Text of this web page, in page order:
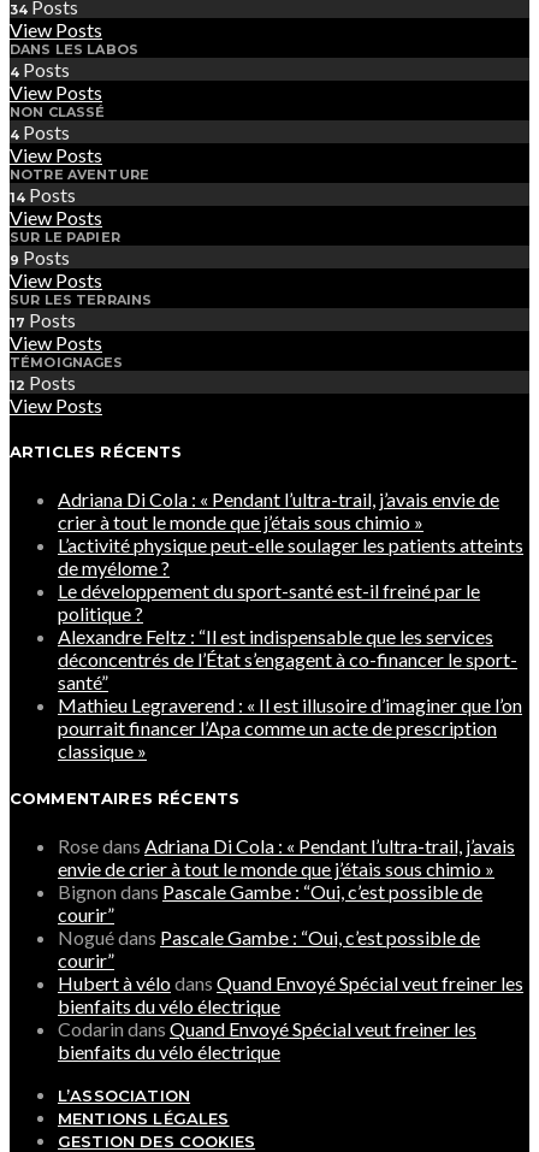
34 Posts
View Posts
DANS LES LABOS
4 Posts
View Posts
NON CLASSÉ
4 Posts
View Posts
NOTRE AVENTURE
14 Posts
View Posts
SUR LE PAPIER
9 Posts
View Posts
SUR LES TERRAINS
17 Posts
View Posts
TÉMOIGNAGES
12 Posts
View Posts
ARTICLES RÉCENTS
Adriana Di Cola : « Pendant l’ultra-trail, j’avais envie de
crier à tout le monde que j’étais sous chimio »
L’activité physique peut-elle soulager les patients atteints
de myélome ?
Le développement du sport-santé est-il freiné par le
politique ?
Alexandre Feltz : “Il est indispensable que les services
déconcentrés de l’État s’engagent à co-financer le sport-
santé”
Mathieu Legraverend : « Il est illusoire d’imaginer que l’on
pourrait financer l’Apa comme un acte de prescription
classique »
COMMENTAIRES RÉCENTS
Rosedans Adriana Di Cola : « Pendant l’ultra-trail, j’avais
envie de crier à tout le monde que j’étais sous chimio »
Bignon dans Pascale Gambe : “Oui, c’est possible de
courir”
Noguédans Pascale Gambe : “Oui, c’est possible de
courir”
Hubert à vélodans Quand Envoyé Spécial veut freiner les
bienfaits du vélo électrique
Codarin dans Quand Envoyé Spécial veut freiner les
bienfaits du vélo électrique
L’ASSOCIATION
MENTIONS LÉGALES
GESTION DES COOKIES